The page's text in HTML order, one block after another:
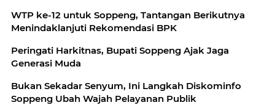
WTP ke-12 untuk Soppeng, Tantangan Berikutnya
Menindaklanjuti Rekomendasi BPK
Peringati Harkitnas, Bupati Soppeng Ajak Jaga
Generasi Muda
Bukan Sekadar Senyum, Ini Langkah Diskominfo
Soppeng Ubah Wajah Pelayanan Publik